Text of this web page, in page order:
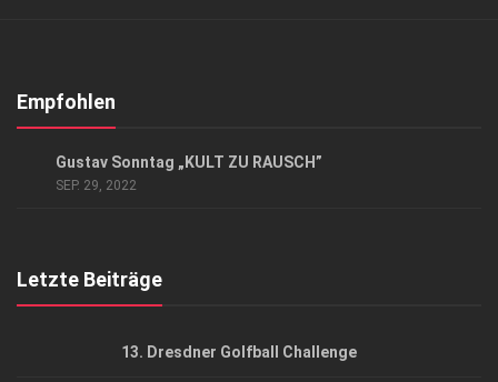
Kontakt, Impressum
Empfohlen
Gustav Sonntag „KULT ZU RAUSCH”
SEP. 29, 2022
Letzte Beiträge
13. Dresdner Golfball Challenge